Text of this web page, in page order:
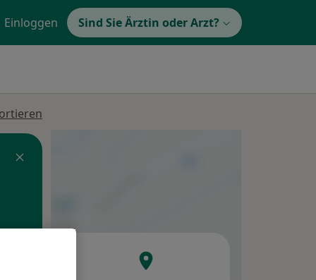
Einloggen Sind Sie Ärztin oder Arzt?